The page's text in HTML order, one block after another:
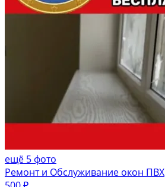
ещё 5 фото
Ремонт и Обслуживание окон ПВХ